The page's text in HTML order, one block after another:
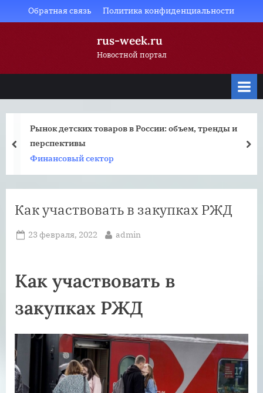
to
Обратная связь Политика конфиденциальности
rus-week.ru
Новостной портал
Рынок детских товаров в России: объем, тренды и
перспективы
Финансовый сектор
prev
Как участвовать в закупках РЖД
Posted
23 февраля, 2022 By
admin
Как участвовать в
закупках РЖД